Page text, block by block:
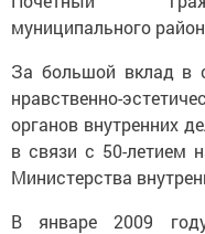
муниципального
За большой вклад в
нравственно-
органов внутренних
в связи с 50-летием
Министерства
В январе 2009 году